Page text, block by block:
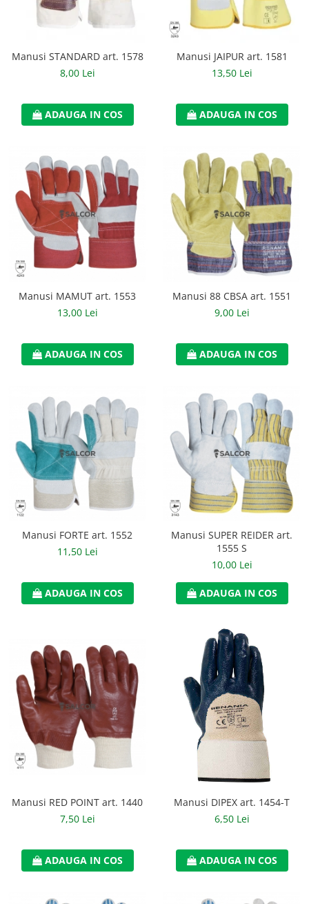
Caciuli
Sepci
Antifoane
Filtre
Semimasti
Protectie vizuala
Ochelari
Viziere de protectie
Semnalizare rutiera
Manusi STANDARD art. 1578
8,00 Lei
ADAUGA IN COS
Manusi JAIPUR art. 1581
13,50 Lei
ADAUGA IN COS
Manusi MAMUT art. 1553
13,00 Lei
ADAUGA IN COS
Manusi 88 CBSA art. 1551
9,00 Lei
ADAUGA IN COS
Manusi FORTE art. 1552
11,50 Lei
ADAUGA IN COS
Manusi SUPER REIDER art.
1555 S
10,00 Lei
ADAUGA IN COS
Manusi RED POINT art. 1440
7,50 Lei
ADAUGA IN COS
Manusi DIPEX art. 1454-T
6,50 Lei
ADAUGA IN COS